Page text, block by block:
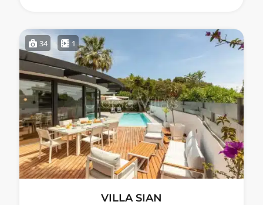
34 1
VILLA SIAN